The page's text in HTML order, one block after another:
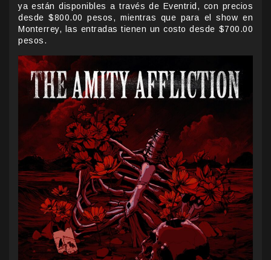
ya están disponibles a través de Eventrid, con precios
desde $800.00 pesos, mientras que para el show en
Monterrey, las entradas tienen un costo desde $700.00
pesos.